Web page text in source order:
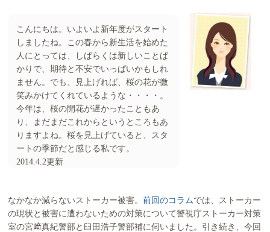
こんにちは。いよいよ新年度がスタート
しましたね。この春から新生活を始めた
人にとっては、しばらくは新しいことば
かりで、期待と不安でいっぱいかもしれ
ません。でも、見上げれば、桜の花が微
笑みかけてくれているような・・・・。
今年は、桜の開花が遅かったこともあ
り、まだまだこれからというところもあ
りますよね。桜を見上げていると、スタ
ートの季節だと感じる私です。
2014.4.2更新
なかなか減らないストーカー被害。前回のコラムでは、ストーカー
の現状と被害に遭わないための対策について警視庁ストーカー対策
室の宮﨑真紀警部と臼田浩子警部補に伺いました。引き続き、今回